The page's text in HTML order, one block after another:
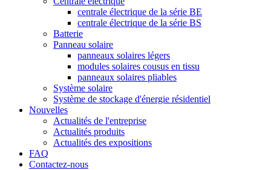
centrale électrique de la série BE
centrale électrique de la série BS
Batterie
Panneau solaire
panneaux solaires légers
modules solaires cousus en tissu
panneaux solaires pliables
Système solaire
Système de stockage d'énergie résidentiel
Nouvelles
Actualités de l'entreprise
Actualités produits
Actualités des expositions
FAQ
Contactez-nous